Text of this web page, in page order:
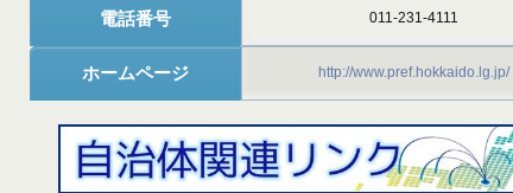
電話番号 011-231-4111
ホームページ http://www.pref.hokkaido.lg.jp/